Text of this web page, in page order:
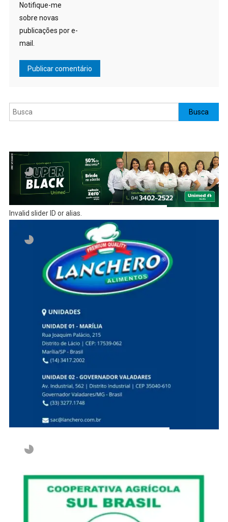
Notifique-me
sobre novas
publicações por e-
mail.
Pesquisar Busca
Invalid slider ID or alias.